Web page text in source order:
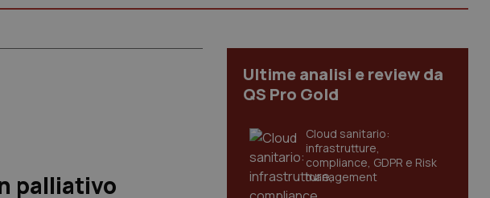
palliativo
Ultime analisi e review da
QS Pro Gold
Cloud sanitario:
infrastrutture,
compliance, GDPR e Risk
management